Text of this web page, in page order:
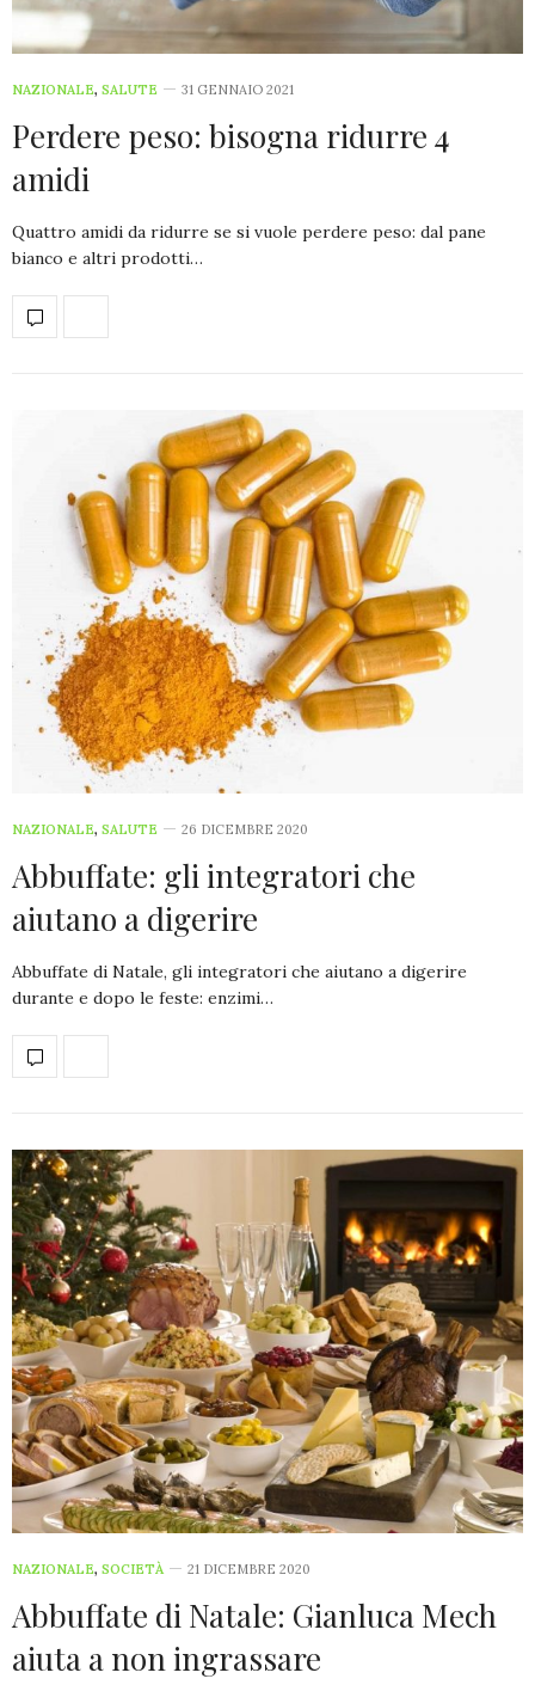
NAZIONALE, SALUTE 31 GENNAIO 2021
Perdere peso: bisogna ridurre 4
amidi
Quattro amidi da ridurre se si vuole perdere peso: dal pane
bianco e altri prodotti…
NAZIONALE, SALUTE 26 DICEMBRE 2020
Abbuffate: gli integratori che
aiutano a digerire
Abbuffate di Natale, gli integratori che aiutano a digerire
durante e dopo le feste: enzimi…
NAZIONALE, SOCIETÀ 21 DICEMBRE 2020
Abbuffate di Natale: Gianluca Mech
aiuta a non ingrassare